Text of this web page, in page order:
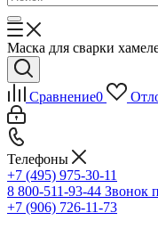
Маска для сварки
Сравнение0
Телефоны
+7 (495) 975-30-11
8 800-511-93-44 Звонок
+7 (906) 726-11-73